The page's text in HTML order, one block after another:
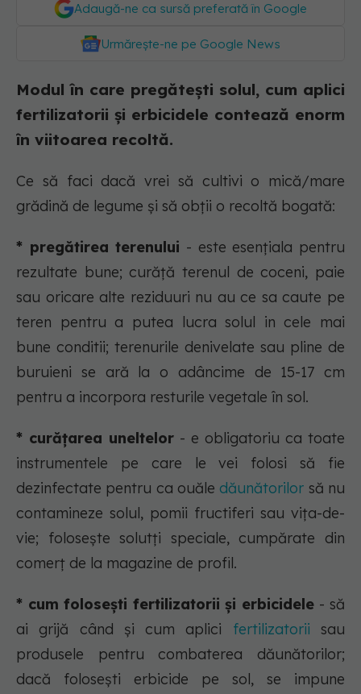
Adaugă-ne ca sursă preferată în Google
Urmărește-ne pe Google News
Modul în care pregătești solul, cum aplici
fertilizatorii și erbicidele contează enorm
în viitoarea recoltă.
Ce să faci dacă vrei să cultivi o mică/mare
grădină de legume și să obții o recoltă bogată:
* pregătirea terenului - este esențiala pentru
rezultate bune; curăță terenul de coceni, paie
sau oricare alte reziduuri nu au ce sa caute pe
teren pentru a putea lucra solul in cele mai
bune conditii; terenurile denivelate sau pline de
buruieni se ară la o adâncime de 15-17 cm
pentru a incorpora resturile vegetale în sol.
* curățarea uneltelor - e obligatoriu ca toate
instrumentele pe care le vei folosi să fie
dezinfectate pentru ca ouăle dăunătorilor să nu
contamineze solul, pomii fructiferi sau vița-de-
vie; folosește solutți speciale, cumpărate din
comerț de la magazine de profil.
* cum folosești fertilizatorii și erbicidele - să
ai grijă când și cum aplici fertilizatorii sau
produsele pentru combaterea dăunătorilor;
dacă folosești erbicide pe sol, se impune